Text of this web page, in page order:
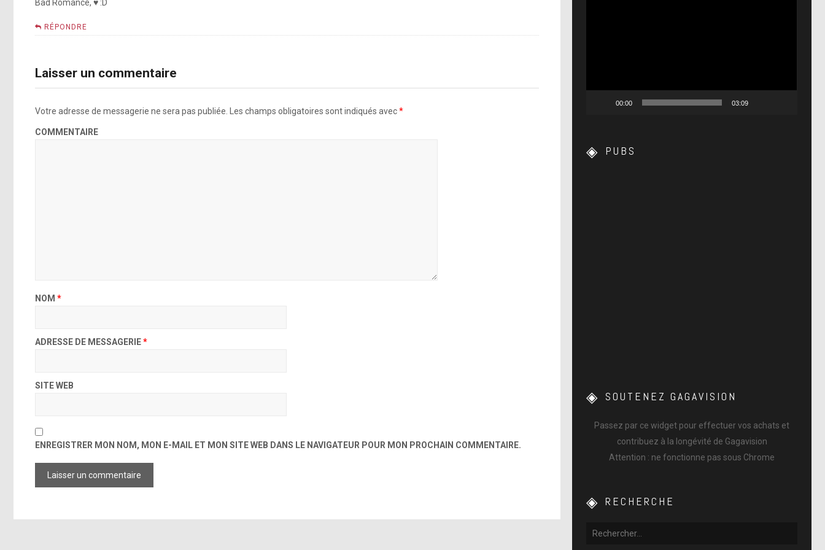
Bad Romance, ♥ :D
RÉPONDRE
Laisser un commentaire
Votre adresse de messagerie ne sera pas publiée. Les champs obligatoires sont indiqués avec*
COMMENTAIRE
NOM *
ADRESSE DE MESSAGERIE*
SITE WEB
ENREGISTRER MON NOM, MON E-MAIL ET MON SITE WEB DANS LE NAVIGATEUR POUR MON PROCHAIN COMMENTAIRE.
00:00 03:09
PUBS
SOUTENEZ GAGAVISION
Passez par ce widget pour effectuer vos achats et
contribuez à la longévité de Gagavision
Attention : ne fonctionne pas sous Chrome
RECHERCHE